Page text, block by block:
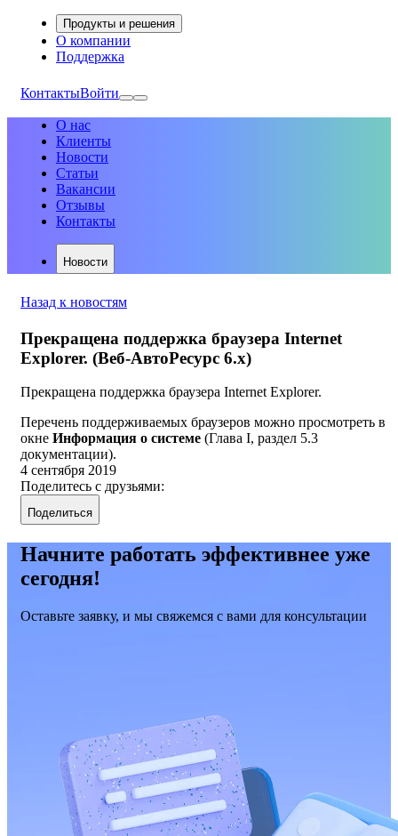
Продукты и решения
О компании
Поддержка
КонтактыВойти
О нас
Клиенты
Новости
Статьи
Вакансии
Отзывы
Контакты
Новости
Назад к новостям
Прекращена поддержка браузера Internet
Explorer. (Веб-АвтоРесурс 6.х)
Прекращена поддержка браузера Internet Explorer.
Перечень поддерживаемых браузеров можно просмотреть в
окне Информация о системе (Глава I, раздел 5.3
документации).
4 сентября 2019
Поделитесь с друзьями:
Поделиться
Начните работать эффективнее уже
сегодня!
Оставьте заявку, и мы свяжемся с вами для консультации